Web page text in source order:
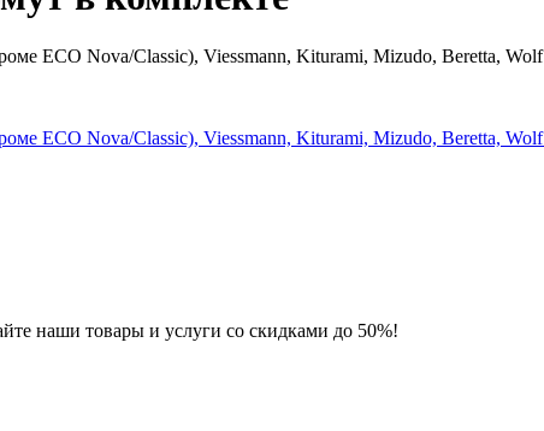
наши товары и услуги со скидками до 50%!